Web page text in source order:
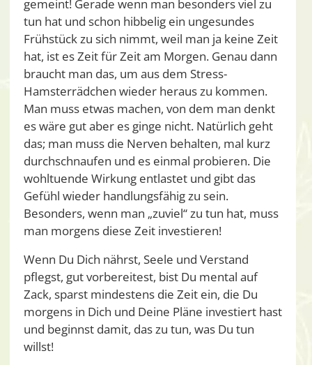
gemeint! Gerade wenn man besonders viel zu
tun hat und schon hibbelig ein ungesundes
Frühstück zu sich nimmt, weil man ja keine Zeit
hat, ist es Zeit für Zeit am Morgen. Genau dann
braucht man das, um aus dem Stress-
Hamsterrädchen wieder heraus zu kommen.
Man muss etwas machen, von dem man denkt
es wäre gut aber es ginge nicht. Natürlich geht
das; man muss die Nerven behalten, mal kurz
durchschnaufen und es einmal probieren. Die
wohltuende Wirkung entlastet und gibt das
Gefühl wieder handlungsfähig zu sein.
Besonders, wenn man „zuviel“ zu tun hat, muss
man morgens diese Zeit investieren!
Wenn Du Dich nährst, Seele und Verstand
pflegst, gut vorbereitest, bist Du mental auf
Zack, sparst mindestens die Zeit ein, die Du
morgens in Dich und Deine Pläne investiert hast
und beginnst damit, das zu tun, was Du tun
willst!